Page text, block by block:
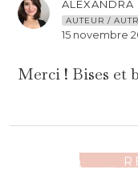
ALEXANDRA
AUTEUR /
15 novembre
Merci ! Bises et